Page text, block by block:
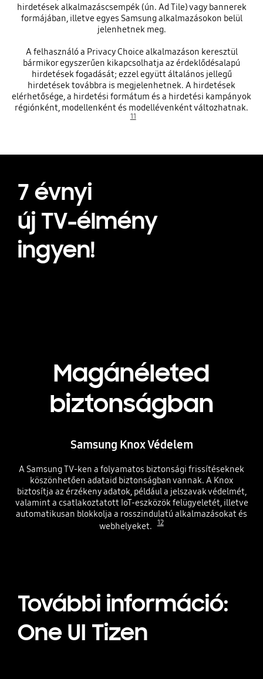
hirdetések alkalmazáscsempék (ún. Ad Tile) vagy bannerek
formájában, illetve egyes Samsung alkalmazásokon belül
jelenhetnek meg.
A felhasználó a Privacy Choice alkalmazáson keresztül
bármikor egyszerűen kikapcsolhatja az érdeklődésalapú
hirdetések fogadását; ezzel együtt általános jellegű
hirdetések továbbra is megjelenhetnek. A hirdetések
elérhetősége, a hirdetési formátum és a hirdetési kampányok
régiónként, modellenként és modellévenként változhatnak.
11
7 évnyi
új TV-élmény
ingyen!
Magánéleted
biztonságban
Samsung Knox Védelem
A Samsung TV-ken a folyamatos biztonsági frissítéseknek
köszönhetően adataid biztonságban vannak. A Knox
biztosítja az érzékeny adatok, például a jelszavak védelmét,
valamint a csatlakoztatott IoT-eszközök felügyeletét, illetve
automatikusan blokkolja a rosszindulatú alkalmazásokat és
webhelyeket.
12
További információ:
One UI Tizen